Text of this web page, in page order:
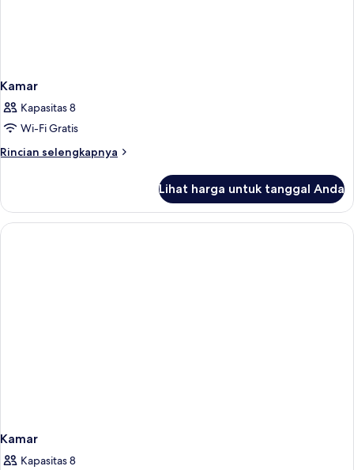
Kamar
Kapasitas 8
Wi-Fi Gratis
Rincian selengkapnya
Rincian
Kamar
Lihat harga untuk tanggal Anda
Kamar
Kapasitas 8